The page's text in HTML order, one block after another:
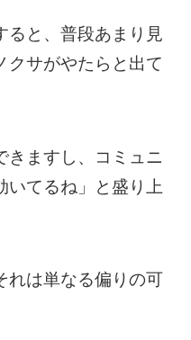
ると、普段あまり見
クサがやたらと出て
きますし、コミュニ
いてるね」と盛り上
れは単なる偏りの可